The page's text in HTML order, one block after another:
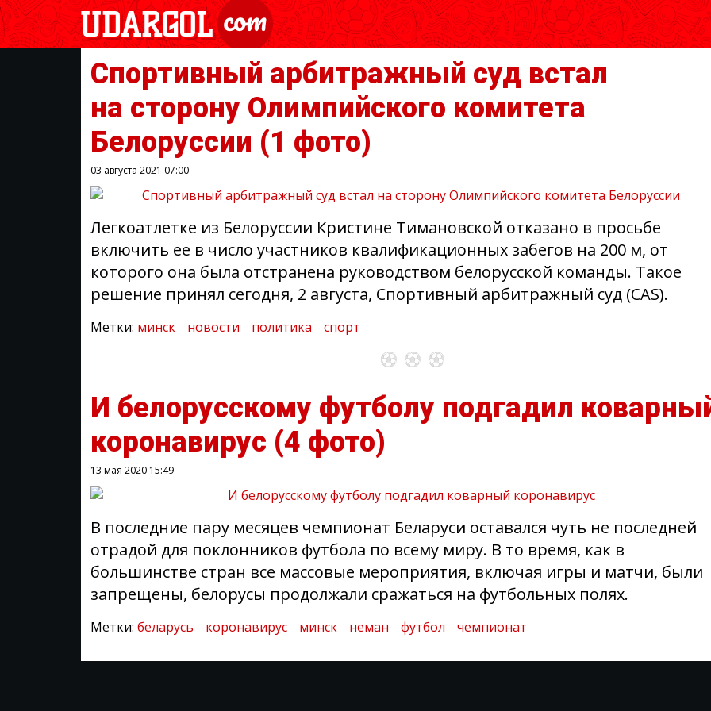
Спортивный арбитражный суд встал
на сторону Олимпийского комитета
Белоруссии (1 фото)
03 августа 2021 07:00
Легкоатлетке из Белоруссии Кристине Тимановской отказано в просьбе
включить ее в число участников квалификационных забегов на 200 м, от
которого она была отстранена руководством белорусской команды. Такое
решение принял сегодня, 2 августа, Спортивный арбитражный суд (CAS).
Метки: минск новости политика спорт
И белорусскому футболу подгадил
коронавирус (4 фото)
13 мая 2020 15:49
В последние пару месяцев чемпионат Беларуси оставался чуть не последней
отрадой для поклонников футбола по всему миру. В то время, как в
большинстве стран все массовые мероприятия, включая игры и матчи, были
запрещены, белорусы продолжали сражаться на футбольных полях.
Метки: беларусь коронавирус минск неман футбол чемпионат